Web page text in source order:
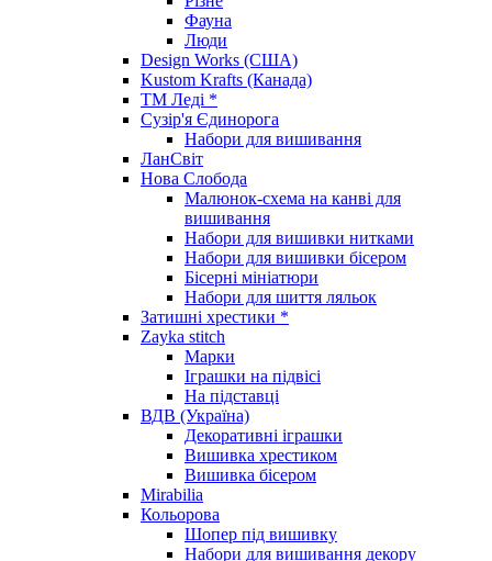
Фауна
Люди
Design Works (США)
Kustom Krafts (Канада)
ТМ Леді *
Сузір'я Єдинорога
Набори для вишивання
ЛанСвіт
Нова Слобода
Малюнок-схема на канві для
вишивання
Набори для вишивки нитками
Набори для вишивки бісером
Бісерні мініатюри
Набори для шиття ляльок
Затишні хрестики *
Zayka stitch
Марки
Іграшки на підвісі
На підставці
ВДВ (Україна)
Декоративні іграшки
Вишивка хрестиком
Вишивка бісером
Mirabilia
Кольорова
Шопер під вишивку
Набори для вишивання декору